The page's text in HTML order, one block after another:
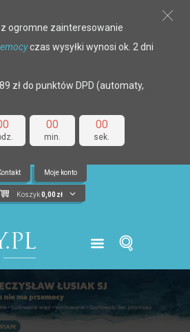
00
min.
00
sek.
ogromne zainteresowanie
czas wysyłki wynosi ok. 2 dni
zł do punktów DPD (automaty,
Moje konto
Koszyk 0,00 zł